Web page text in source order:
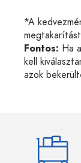
*A
Fontos: Ha
kell
azok